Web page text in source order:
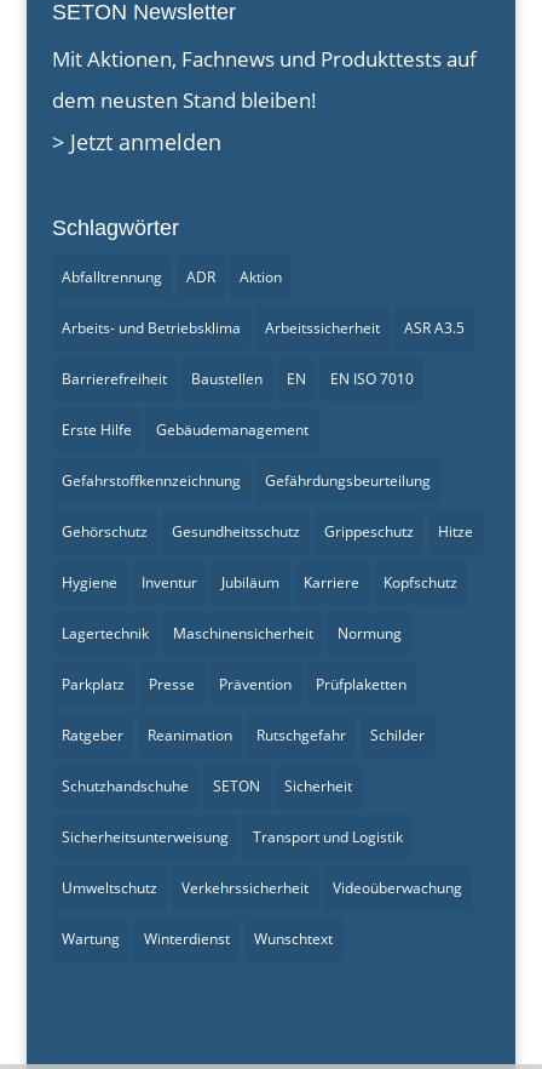
SETON Newsletter
Mit Aktionen, Fachnews und Produkttests auf
dem neusten Stand bleiben!
> Jetzt anmelden
Schlagwörter
Abfalltrennung ADR Aktion
Arbeits- und Betriebsklima Arbeitssicherheit ASR A3.5
Barrierefreiheit Baustellen EN EN ISO 7010
Erste Hilfe Gebäudemanagement
Gefahrstoffkennzeichnung Gefährdungsbeurteilung
Gehörschutz Gesundheitsschutz Grippeschutz Hitze
Hygiene Inventur Jubiläum Karriere Kopfschutz
Lagertechnik Maschinensicherheit Normung
Parkplatz Presse Prävention Prüfplaketten
Ratgeber Reanimation Rutschgefahr Schilder
Schutzhandschuhe SETON Sicherheit
Sicherheitsunterweisung Transport und Logistik
Umweltschutz Verkehrssicherheit Videoüberwachung
Wartung Winterdienst Wunschtext